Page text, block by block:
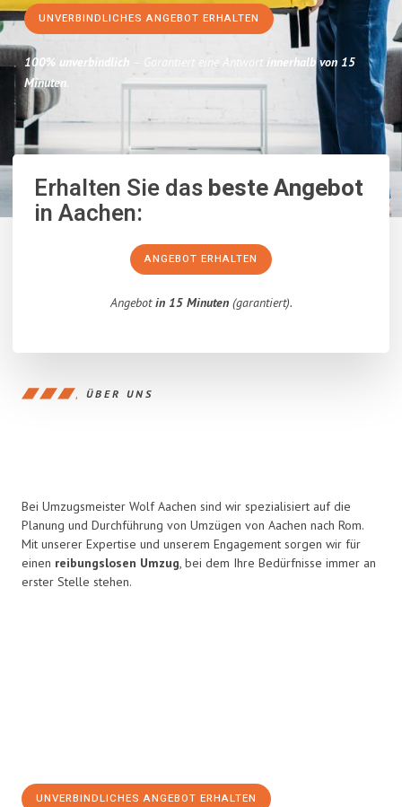
UNVERBINDLICHES ANGEBOT ERHALTEN
100% unverbindlich – Garantiert eine Antwort innerhalb von 15
Minuten.
Erhalten Sie dasbeste Angebot
in Aachen:
ANGEBOT ERHALTEN
Angebotin 15 Minuten(garantiert).
ÜBER UNS
Bei Umzugsmeister Wolf Aachen sind wir spezialisiert auf die
Planung und Durchführung von Umzügen von Aachen nach Rom.
Mit unserer Expertise und unserem Engagement sorgen wir für
einen reibungslosen Umzug, bei dem Ihre Bedürfnisse immer an
erster Stelle stehen.
UNVERBINDLICHES ANGEBOT ERHALTEN